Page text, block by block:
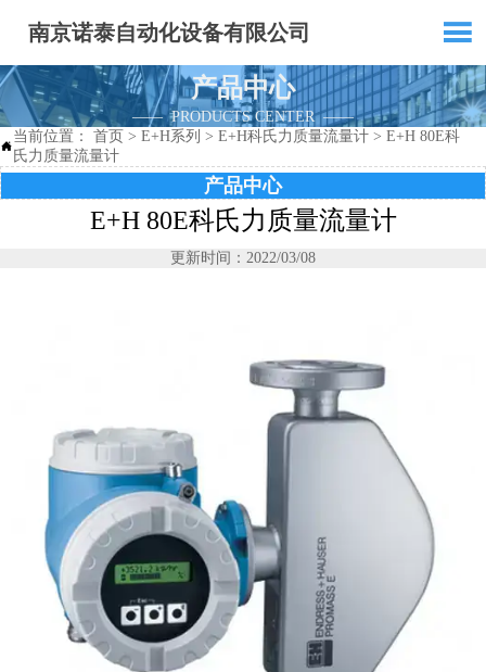
南京诺泰自动化设备有限公司 
产品中心
—— PRODUCTS CENTER ——

当前位置： 首页 > E+H系列 > E+H科氏力质量流量计 > E+H 80E科
氏力质量流量计
产品中心
E+H 80E科氏力质量流量计
更新时间：2022/03/08